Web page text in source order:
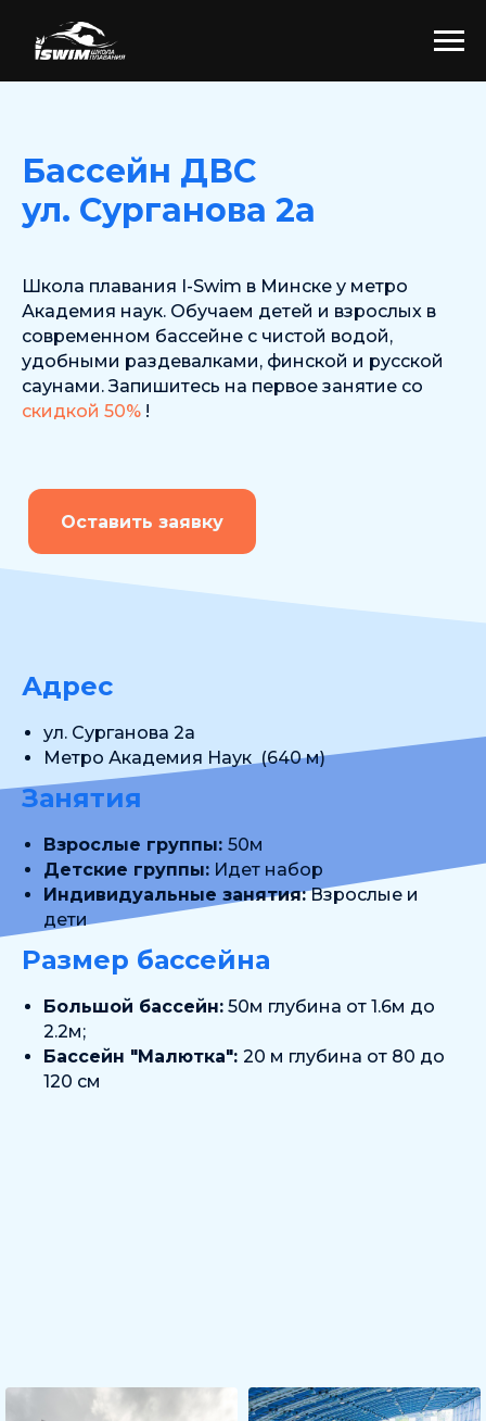
Бассейн ДВС
ул. Сурганова 2а
Школа плавания I-Swim в Минске у метро
Академия наук. Обучаем детей и взрослых в
современном бассейне с чистой водой,
удобными раздевалками, финской и русской
саунами. Запишитесь на первое занятие со
скидкой 50% !
Оставить заявку
Адрес
ул. Сурганова 2а
Метро Академия Наук (640 м)
Занятия
Взрослые группы: 50м
Детские группы: Идет набор
Индивидуальные занятия:Взрослые и
дети
Размер бассейна
Большой бассейн: 50м глубина от 1.6м до
2.2м;
Бассейн "Малютка": 20 м глубина от 80 до
120 см